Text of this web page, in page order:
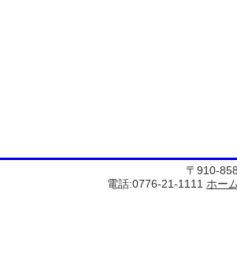
〒910-
電話:0776-21-1111 ホー